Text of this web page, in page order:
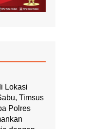
Lokasi
Timsus
Polres